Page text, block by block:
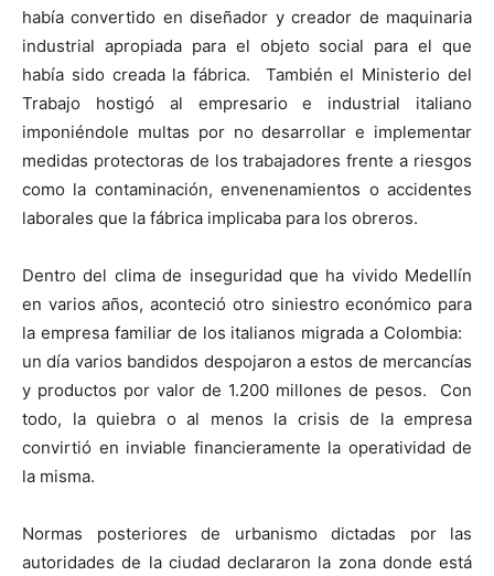
había convertido en diseñador y creador de maquinaria
industrial apropiada para el objeto social para el que
había sido creada la fábrica. También el Ministerio del
Trabajo hostigó al empresario e industrial italiano
imponiéndole multas por no desarrollar e implementar
medidas protectoras de los trabajadores frente a riesgos
como la contaminación, envenenamientos o accidentes
laborales que la fábrica implicaba para los obreros.
Dentro del clima de inseguridad que ha vivido Medellín
en varios años, aconteció otro siniestro económico para
la empresa familiar de los italianos migrada a Colombia:
un día varios bandidos despojaron a estos de mercancías
y productos por valor de 1.200 millones de pesos. Con
todo, la quiebra o al menos la crisis de la empresa
convirtió en inviable financieramente la operatividad de
la misma.
Normas posteriores de urbanismo dictadas por las
autoridades de la ciudad declararon la zona donde está